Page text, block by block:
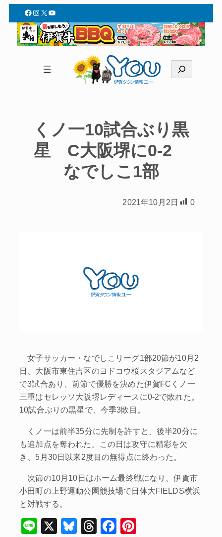
Facebook
Instagram
X YouTube
索
くノ一10試合ぶり黒
星 C大阪堺に0-2
なでしこ1部
2021年10月2日 0
女子サッカー・なでしこリーグ1部20節が10月2
日、大阪市東住吉区のヨドコウ桜スタジアムなど
で3試合あり、前節で優勝を決めた伊賀FCくノ一
三重はセレッソ大阪堺レディースに0‐2で敗れた。
10試合ぶりの黒星で、今季3敗目。
くノ一は前半35分に先制を許すと、後半20分に
も追加点を奪われた。この日は攻守に精彩を欠
き、5月30日以来2度目の無得点に終わった。
次節の10月10日はホーム最終戦になり、伊賀市
小田町の上野運動公園競技場で日体大FIELDS横浜
と対戦する。
Li
X
Bl
T
F